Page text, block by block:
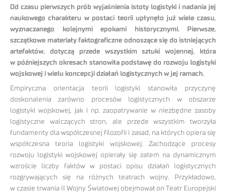
Od czasu pierwszych prób wyjaśnienia istoty logistyki i nadania jej
naukowego charakteru w postaci teorii upłynęło już wiele czasu,
wyznaczanego kolejnymi epokami historycznymi. Pierwsze,
szczątkowe materiały faktograficzne odnoszące się do istniejących
artefaktów, dotyczą przede wszystkim sztuki wojennej, która
w późniejszych okresach stanowiła podstawę do rozwoju logistyki
wojskowej i wielu koncepcji działań logistycznych w jej ramach.
Empiryczna orientacja teorii logistyki stanowiła przyczynę
doskonalenia zarówno procesów logistycznych w obszarze
logistyki wojskowej, jak i np. zaopatrywanie w niezbędne zasoby
logistyczne walczących stron, ale przede wszystkim tworzyła
fundamenty dla współczesnej filozofii i zasad, na których opiera się
współczesna teoria logistyki wojskowej. Zachodzące procesy
rozwoju logistyki wojskowej opierały się zatem na dynamicznym
wzroście liczby faktów w postaci opisu działań logistycznych
rozgrywających się na różnych teatrach wojny. Przykładowo,
w czasie trwania II Wojny Światowej obejmował on Teatr Europejski